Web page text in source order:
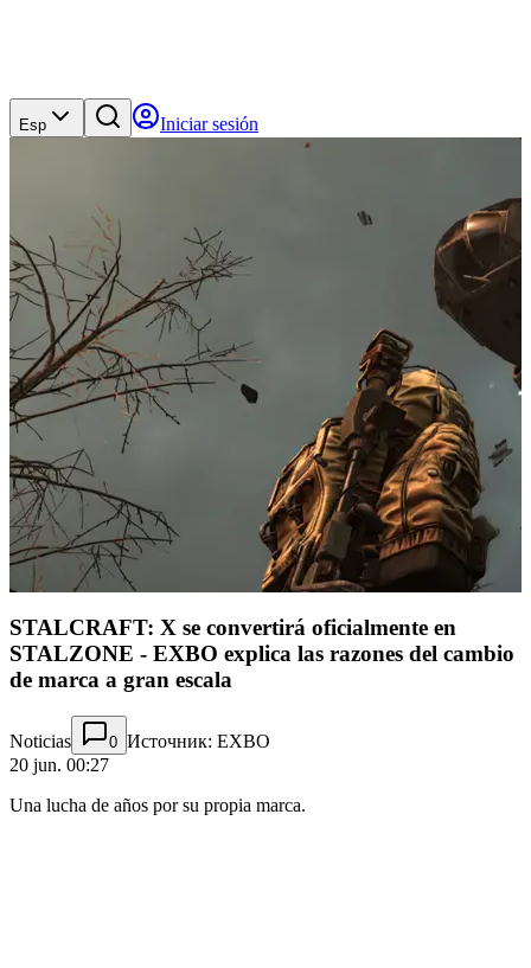
Esp Iniciar sesión
STALCRAFT: X se convertirá oficialmente en
STALZONE - EXBO explica las razones del cambio
de marca a gran escala
Noticias 0 Источник: EXBO
20 jun. 00:27
Una lucha de años por su propia marca.